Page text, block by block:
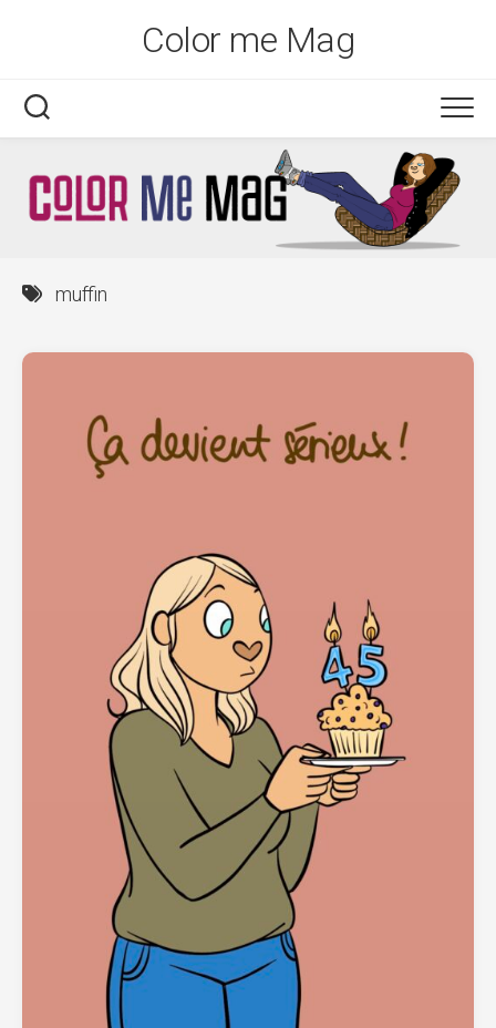
Color me Mag
muffin